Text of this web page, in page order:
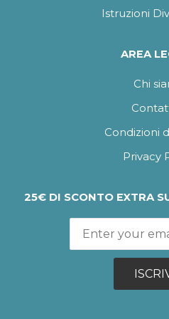
Istruzioni
AREA
Chi
Condizioni
Privacy
25€ DI SCONTO EXTRA